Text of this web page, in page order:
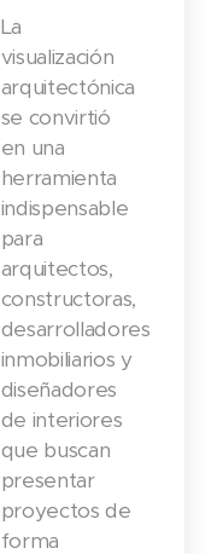
La
visualización
arquitectónica
se convirtió
en una
herramienta
indispensable
para
arquitectos,
constructoras,
desarrolladores
inmobiliarios y
diseñadores
de interiores
que buscan
presentar
proyectos de
forma